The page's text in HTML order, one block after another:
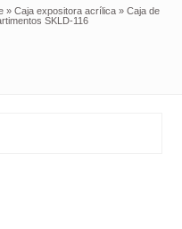
» Caja expositora acrílica » Caja de
SKLD-116